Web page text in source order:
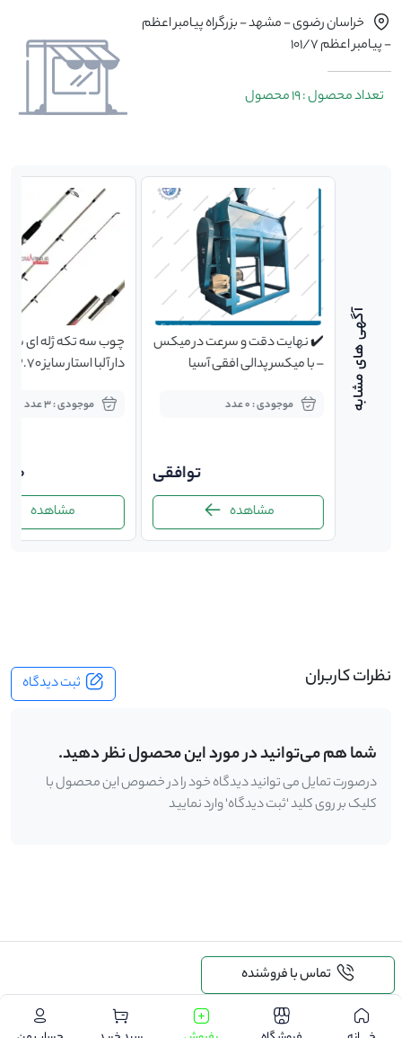
تماس با فروشنده
درخواست خرید
خراسان رضوی - مشهد - بزرگراه پیامبر اعظم
- پیامبر اعظم 101/7
تعداد محصول : 19 محصول
خوراک
✔️ نهایت دقت و سرعت در میکس
– با میکسر پدالی افقی آسیا
موجودی : 0 عدد
توافقی
مشاهده
چوب سه تکه ژله ای
موجودی : 3 عدد
مشاهده
نظرات کاربران ثبت دیدگاه
شما هم می‌توانید در مورد این محصول نظر دهید.
درصورت تمایل می توانید دیدگاه خود را در خصوص این محصول با
کلیک بر روی کلید 'ثبت دیدگاه' وارد نمایید
xscript
Collection was modified; enumeration operation may not execute.